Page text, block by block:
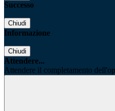
Successo
Chiudi
Informazione
Chiudi
Attendere...
Attendere il completamento